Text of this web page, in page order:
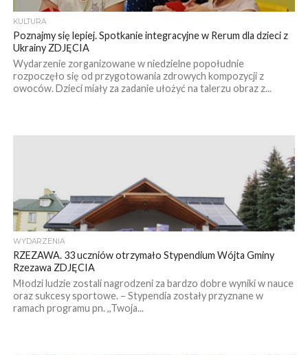
KULTURA
Poznajmy się lepiej. Spotkanie integracyjne w Rerum dla dzieci z
Ukrainy ZDJĘCIA
Wydarzenie zorganizowane w niedzielne popołudnie
rozpoczęło się od przygotowania zdrowych kompozycji z
owoców. Dzieci miały za zadanie ułożyć na talerzu obraz z...
WYDARZENIA
RZEZAWA. 33 uczniów otrzymało Stypendium Wójta Gminy
Rzezawa ZDJĘCIA
Młodzi ludzie zostali nagrodzeni za bardzo dobre wyniki w nauce
oraz sukcesy sportowe. – Stypendia zostały przyznane w
ramach programu pn. ,,Twoja...